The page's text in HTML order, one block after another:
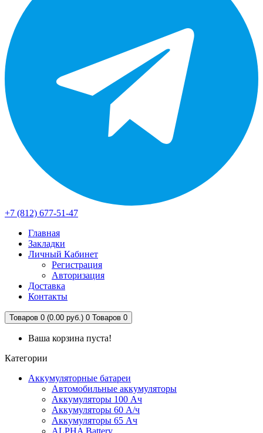
+7 (812) 677-51-47
Главная
Закладки
Личный Кабинет
Регистрация
Авторизация
Доставка
Контакты
Товаров 0 (0.00 руб.) 0 Товаров 0
Ваша корзина пуста!
Категории
Аккумуляторные батареи
Автомобильные аккумуляторы
Аккумуляторы 100 Ач
Аккумуляторы 60 А/ч
Аккумуляторы 65 Ач
ALPHA Battery